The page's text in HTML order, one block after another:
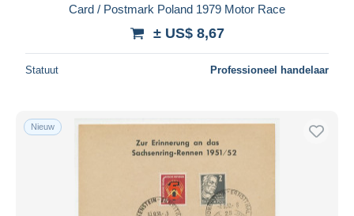
Card / Postmark Poland 1979 Motor Race
± US$ 8,67
Statuut Professioneel handelaar
Nieuw